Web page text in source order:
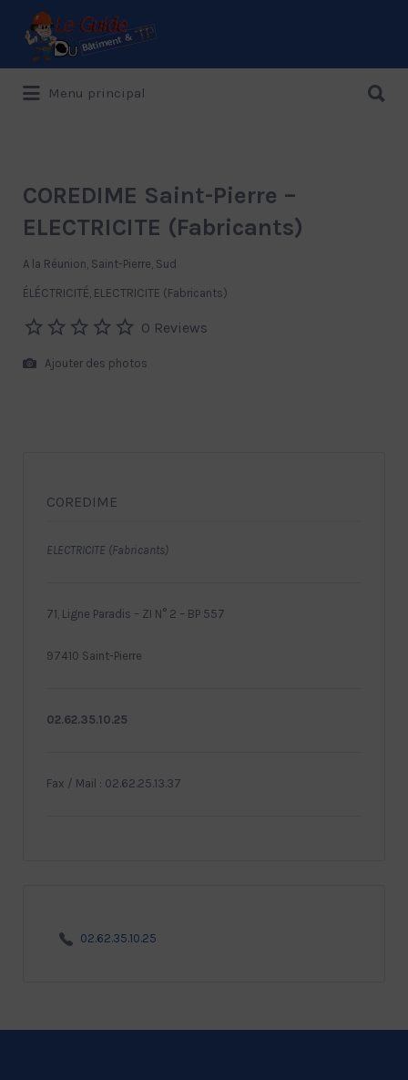
Le Guide de référence depuis 1995
Rechercher:
Menu principal
COREDIME Saint-Pierre –
ELECTRICITE (Fabricants)
A la Réunion, Saint-Pierre, Sud
ÉLÉCTRICITÉ ELECTRICITE (Fabricants)
0 Reviews
Ajouter des photos
COREDIME
ELECTRICITE (Fabricants)
71, Ligne Paradis – ZI N° 2 – BP 557
97410 Saint-Pierre
02.62.35.10.25
Fax / Mail : 02.62.25.13.37
02.62.35.10.25